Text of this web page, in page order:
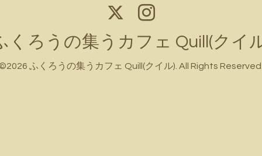
くろうの集うカフェ Quill(クイ
ふくろうの集うカフェ Quill(クイル) . All Rights